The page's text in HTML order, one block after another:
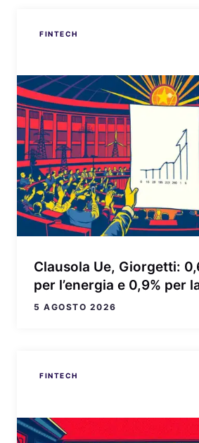
FINTECH
FINTECH
FINTECH
FINTECH
FINTECH
Clausola Ue, Giorgetti:
per l’energia e 0,9% per
5 AGOSTO 2026
FINTECH
FINTECH
FINTECH
FINTECH
FINTECH